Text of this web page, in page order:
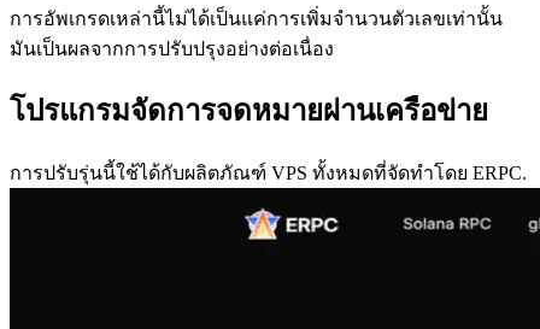
การอัพเกรดเหล่านี้ไม่ได้เป็นแค่การเพิ่มจํานวนตัวเลขเท่านั้น
มันเป็นผลจากการปรับปรุงอย่างต่อเนื่อง
โปรแกรมจัดการจดหมายผ่านเครือข่าย
การปรับรุ่นนี้ใช้ได้กับผลิตภัณฑ์ VPS ทั้งหมดที่จัดทําโดย ERPC.